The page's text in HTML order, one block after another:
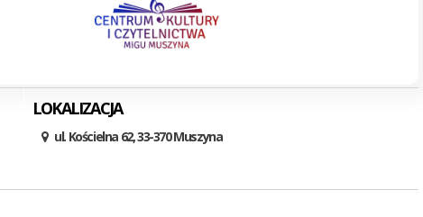
LOKALIZACJA
ul. Kościelna 62, 33-370 Muszyna